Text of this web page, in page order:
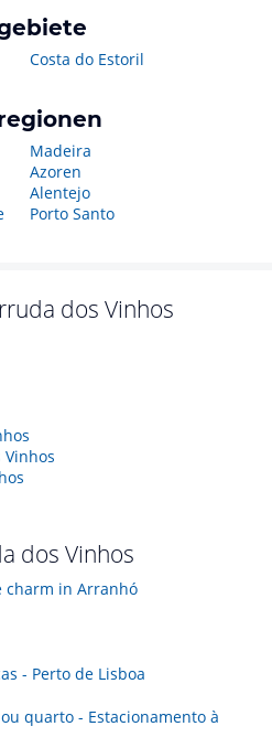
Costa do Estoril
Madeira
Azoren
Alentejo
Porto Santo
dos Vinhos
dos Vinhos
charm in Arranhó
- Perto de Lisboa
quarto - Estacionamento à